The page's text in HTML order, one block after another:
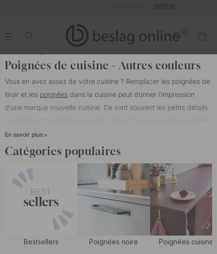
.
0
.
Poignées de cuisine - Autres couleurs
Vous en avez assez de votre cuisine ? Remplacer les poignées de
tiroir et les poignées dans la cuisine peut donner l'impression
d'une marque nouvelle cuisine. Ce sont souvent les petits détails
blanches, des poignées gris anthracite et bronze antique. Nous
proposons à la fois des poignées classiques et des poignées
modernes qui sont à l’avant-garde des dernières tendances en
matière de design d’intérieur.
En savoir plus
Catégories populaires
Bestsellers Poignées noire Poignées cuisine